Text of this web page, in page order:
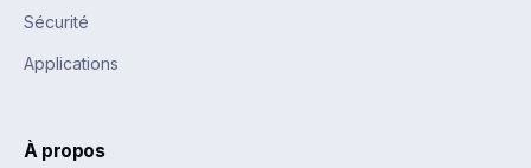
Sécurité
Applications
À propos